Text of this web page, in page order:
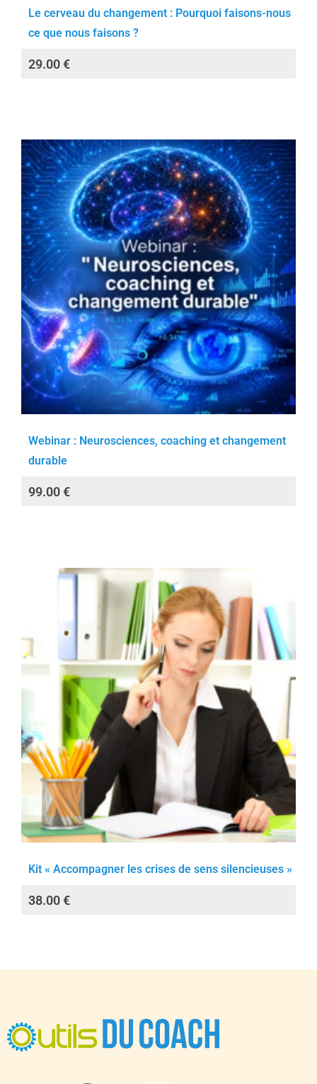
Le cerveau du changement : Pourquoi faisons-nous
ce que nous faisons ?
29.00€
Webinar : Neurosciences, coaching et changement
durable
99.00€
Kit « Accompagner les crises de sens silencieuses »
38.00€